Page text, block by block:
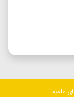
علمیه